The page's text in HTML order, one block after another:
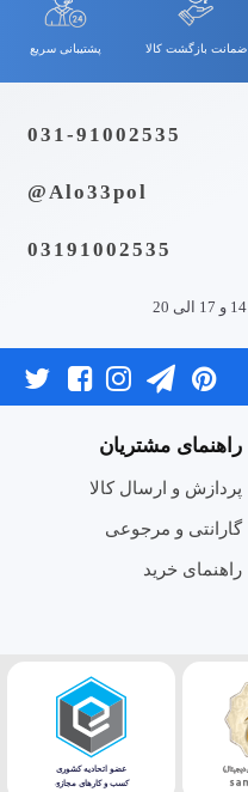
ضمانت بازگشت کالا پشتیبانی سریع
031-91002535
Alo33pol@
03191002535
راهنمای مشتریان
پردازش و ارسال کالا
گارانتی و مرجوعی
راهنمای خرید